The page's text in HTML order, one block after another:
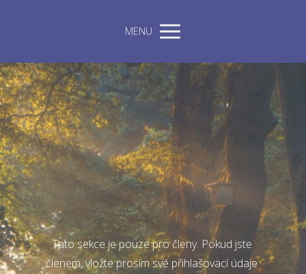
MENU
Tato sekce je pouze pro členy. Pokud jste
členem, vložte prosím své přihlašovací údaje